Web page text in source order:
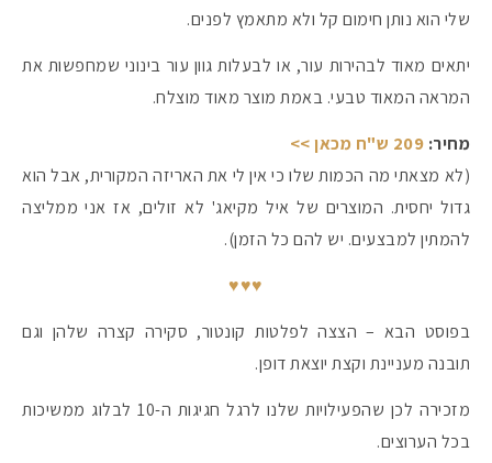
שלי הוא נותן חימום קל ולא מתאמץ לפנים.
יתאים מאוד לבהירות עור, או לבעלות גוון עור בינוני שמחפשות את
המראה המאוד טבעי. באמת מוצר מאוד מוצלח.
מחיר: 209 ש"ח מכאן >>
(לא מצאתי מה הכמות שלו כי אין לי את האריזה המקורית, אבל הוא
גדול יחסית. המוצרים של איל מקיאג' לא זולים, אז אני ממליצה
להמתין למבצעים. יש להם כל הזמן).
♥♥♥
בפוסט הבא – הצצה לפלטות קונטור, סקירה קצרה שלהן וגם
תובנה מעניינת וקצת יוצאת דופן.
מזכירה לכן שהפעילויות שלנו לרגל חגיגות ה-10 לבלוג ממשיכות
בכל הערוצים.